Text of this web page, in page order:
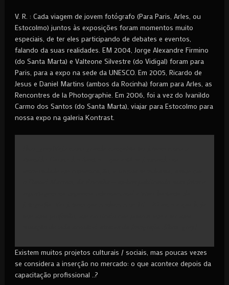
V. R. : Cada viagem de jovem fotógrafo (Para Paris, Arles, ou
Estocolmo) juntos às exposições foram momentos muito
especiais, de ter eles participando de debates e eventos,
falando da suas realidades. EM 2004, Jorge Alexandre Firmino
(do Santa Marta) e Valteone Silvestre (do Vidigal) foram para
Paris, para a expo na sede da UNESCO. Em 2005, Ricardo de
Jesus e Daniel Martins (ambos da Rocinha) foram para Arles, as
Rencontres de la Photographie. Em 2006, foi a vez do Ivanildo
Carmo dos Santos (do Santa Marta), viajar para Estocolmo para
nossa expo na galeria Kontrast.
Existem muitos projetos culturais / sociais, mas poucas vezes
se considera a inserção no mercado: o que acontece depois da
capacitação profissional ..?